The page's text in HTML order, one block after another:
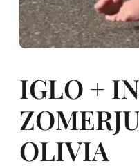
IGLO +
OLIVIA